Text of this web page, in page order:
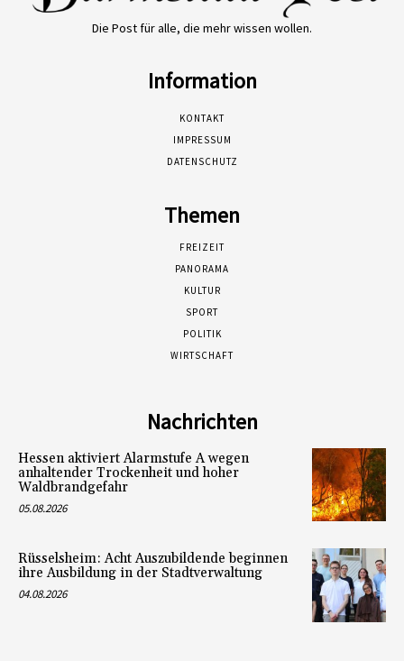
Die Post für alle, die mehr wissen wollen.
Information
KONTAKT
IMPRESSUM
DATENSCHUTZ
Themen
FREIZEIT
PANORAMA
KULTUR
SPORT
POLITIK
WIRTSCHAFT
Nachrichten
Hessen aktiviert Alarmstufe A wegen
anhaltender Trockenheit und hoher
Waldbrandgefahr
05.08.2026
Rüsselsheim: Acht Auszubildende beginnen
ihre Ausbildung in der Stadtverwaltung
04.08.2026